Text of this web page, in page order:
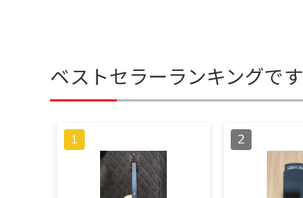
ベストセラーランキングです